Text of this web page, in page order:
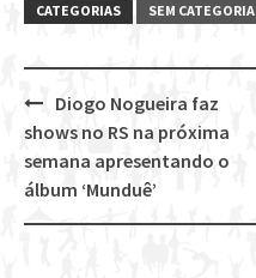
CATEGORIAS SEM CATEGORIA
Post
navigation
Diogo Nogueira faz
shows no RS na próxima
semana apresentando o
álbum ‘Munduê’